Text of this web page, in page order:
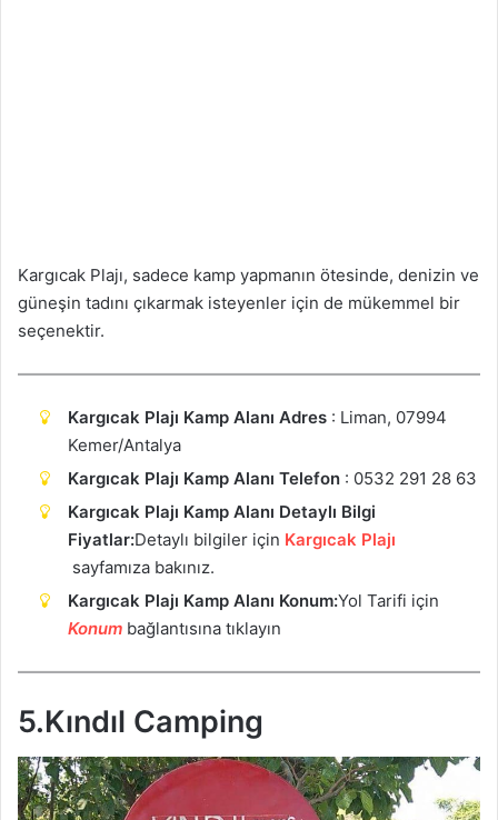
Kargıcak Plajı, sadece kamp yapmanın ötesinde, denizin ve
güneşin tadını çıkarmak isteyenler için de mükemmel bir
seçenektir.
Kargıcak Plajı Kamp Alanı Adres : Liman, 07994
Kemer/Antalya
Kargıcak Plajı Kamp Alanı Telefon : 0532 291 28 63
Kargıcak Plajı Kamp Alanı Detaylı Bilgi
Fiyatlar:Detaylı bilgiler için Kargıcak Plajı
sayfamıza bakınız.
Kargıcak Plajı Kamp Alanı Konum:Yol Tarifi için
Konum bağlantısına tıklayın
5.Kındıl Camping